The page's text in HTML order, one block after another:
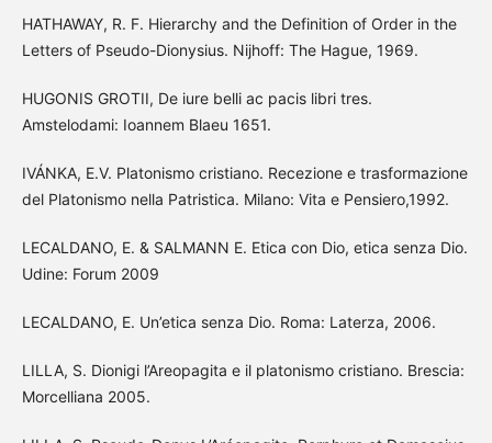
HATHAWAY, R. F. Hierarchy and the Definition of Order in the
Letters of Pseudo-Dionysius. Nijhoff: The Hague, 1969.
HUGONIS GROTII, De iure belli ac pacis libri tres.
Amstelodami: Ioannem Blaeu 1651.
IVÁNKA, E.V. Platonismo cristiano. Recezione e trasformazione
del Platonismo nella Patristica. Milano: Vita e Pensiero,1992.
LECALDANO, E. & SALMANN E. Etica con Dio, etica senza Dio.
Udine: Forum 2009
LECALDANO, E. Un’etica senza Dio. Roma: Laterza, 2006.
LILLA, S. Dionigi l’Areopagita e il platonismo cristiano. Brescia:
Morcelliana 2005.